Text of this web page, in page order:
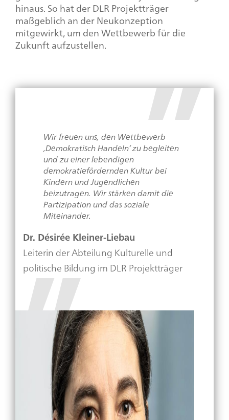
hinaus. So hat der DLR Projektträger
maßgeblich an der Neukonzeption
mitgewirkt, um den Wettbewerb für die
Zukunft aufzustellen.
Wir freuen uns, den Wettbewerb
‚Demokratisch Handeln‘ zu begleiten
und zu einer lebendigen
demokratiefördernden Kultur bei
Kindern und Jugendlichen
beizutragen. Wir stärken damit die
Partizipation und das soziale
Miteinander.
Dr. Désirée Kleiner-Liebau
Leiterin der Abteilung Kulturelle und
politische Bildung im DLR Projektträger